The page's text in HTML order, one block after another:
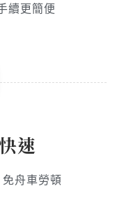
續更簡便
速
舟車勞頓